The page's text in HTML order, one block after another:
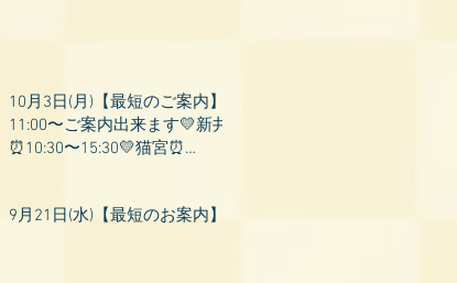
10月3日(月)【最短のご案内】
11:00〜ご案内出来ます💛新井
⏰10:30〜15:30💛猫宮⏰
9月21日(水)【最短のお案内】